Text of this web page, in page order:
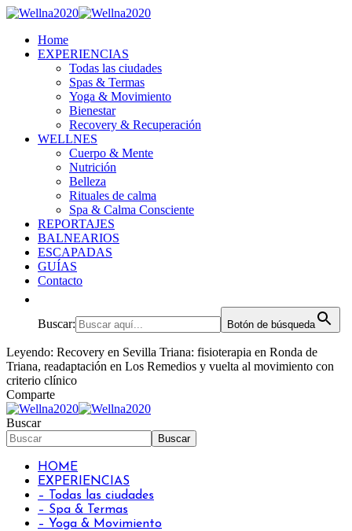
Home
EXPERIENCIAS
Todas las ciudades
Spas & Termas
Yoga & Movimiento
Bienestar
Recovery & Recuperación
WELLNES
Cuerpo & Mente
Nutrición
Belleza
Rituales de calma
Spa & Calma Consciente
REPORTAJES
BALNEARIOS
ESCAPADAS
GUÍAS
Contacto
Buscar: Botón de búsqueda
Leyendo: Recovery en Sevilla Triana: fisioterapia en Ronda de
Triana, readaptación en Los Remedios y vuelta al movimiento con
criterio clínico
Comparte
Buscar
HOME
EXPERIENCIAS
– Todas las ciudades
– Spa & Termas
– Yoga & Movimiento